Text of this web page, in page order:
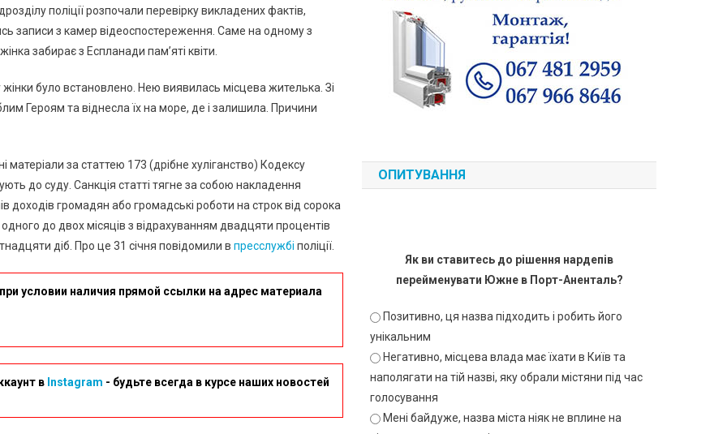
Встановила
Особу
Жінки,
Поцупила
Квіти
Пам’яті
Полеглих
поліції розпочали перевірку викладених фактів,
записи з камер відеоспостереження. Саме на одному з
забирає з Еспланади пам’яті квіти.
було встановлено. Нею виявилась місцева жителька. Зі
Героям та віднесла їх на море, де і залишила. Причини
матеріали за статтею 173 (дрібне хуліганство) Кодексу
до суду. Санкція статті тягне за собою накладення
доходів громадян або громадські роботи на строк від сорока
до двох місяців з відрахуванням двадцяти процентів
діб. Про це 31 січня повідомили в пресслужбі поліції.
условии наличия прямой ссылки на адрес материала
в Instagram - будьте всегда в курсе наших новостей
ОПИТУВАННЯ
Як ви ставитесь до рішення нардепів
перейменувати Южне в Порт-Аненталь?
Позитивно, ця назва підходить і робить його
унікальним
Негативно, місцева влада має їхати в Київ та
наполягати на тій назві, яку обрали містяни під час
голосування
Мені байдуже, назва міста ніяк не вплине на